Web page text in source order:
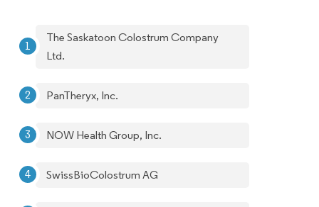
The Saskatoon Colostrum Company
Ltd.
PanTheryx, Inc.
NOW Health Group, Inc.
SwissBioColostrum AG